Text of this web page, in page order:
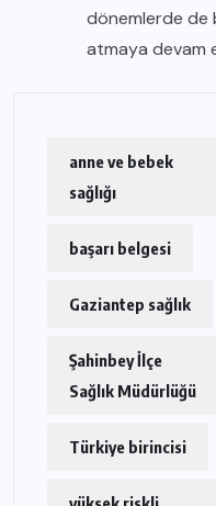
dönemlerde de
atmaya devam
anne ve bebek
sağlığı
başarı belgesi
Gaziantep sağlık
Şahinbey İlçe
Sağlık Müdürlüğü
Türkiye birincisi